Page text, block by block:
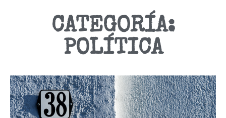
CATEGORÍA:
POLÍTICA